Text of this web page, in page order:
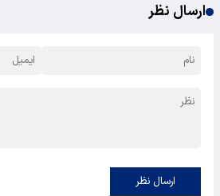
ارسال نظر
ارسال نظر